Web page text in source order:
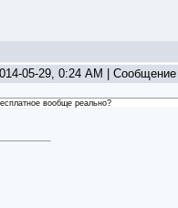
05-29, 0:24 AM |
вообще реально?